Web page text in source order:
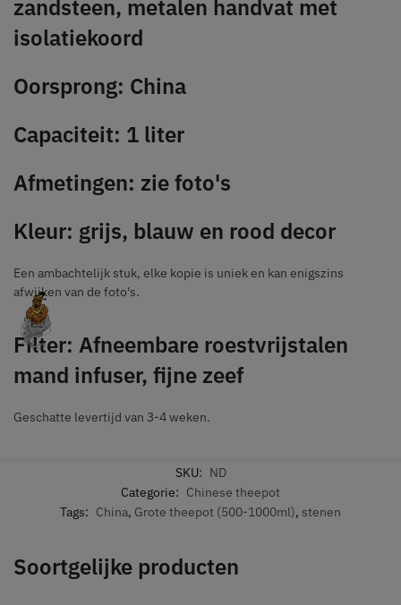
zandsteen, metalen handvat met
isolatiekoord
Oorsprong: China
Capaciteit: 1 liter
Afmetingen: zie foto's
Kleur: grijs, blauw en rood decor
Een ambachtelijk stuk, elke kopie is uniek en kan enigszins
afwijken van de foto's.
Filter: Afneembare roestvrijstalen
mand infuser, fijne zeef
Geschatte levertijd van 3-4 weken.
SKU: ND
Categorie: Chinese theepot
Tags: China, Grote theepot (500-1000ml), stenen
Soortgelijke producten